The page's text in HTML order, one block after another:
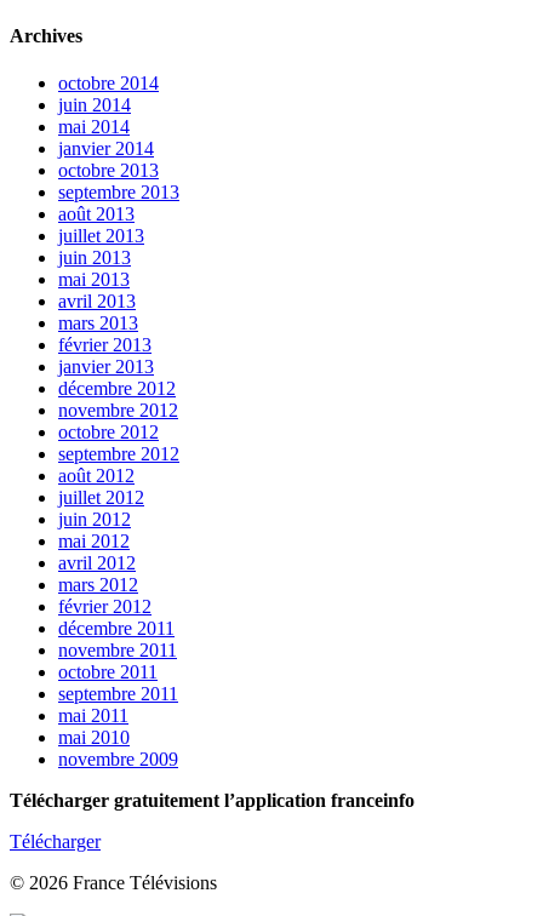
Archives
octobre 2014
juin 2014
mai 2014
janvier 2014
octobre 2013
septembre 2013
août 2013
juillet 2013
juin 2013
mai 2013
avril 2013
mars 2013
février 2013
janvier 2013
décembre 2012
novembre 2012
octobre 2012
septembre 2012
août 2012
juillet 2012
juin 2012
mai 2012
avril 2012
mars 2012
février 2012
décembre 2011
novembre 2011
octobre 2011
septembre 2011
mai 2011
mai 2010
novembre 2009
Télécharger gratuitement l’application franceinfo
Télécharger
© 2026 France Télévisions